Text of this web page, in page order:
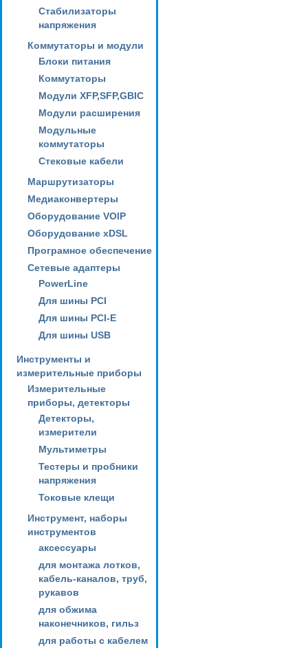
Стабилизаторы
напряжения
Коммутаторы и модули
Блоки питания
Коммутаторы
Модули XFP,SFP,GBIC
Модули расширения
Модульные
коммутаторы
Стековые кабели
Маршрутизаторы
Медиаконвертеры
Оборудование VOIP
Оборудование xDSL
Програмное обеспечение
Сетевые адаптеры
PowerLine
Для шины PCI
Для шины PCI-E
Для шины USB
Инструменты и
измерительные приборы
Измерительные
приборы, детекторы
Детекторы,
измерители
Мультиметры
Тестеры и пробники
напряжения
Токовые клещи
Инструмент, наборы
инструментов
аксессуары
для монтажа лотков,
кабель-каналов, труб,
рукавов
для обжима
наконечников, гильз
для работы с кабелем